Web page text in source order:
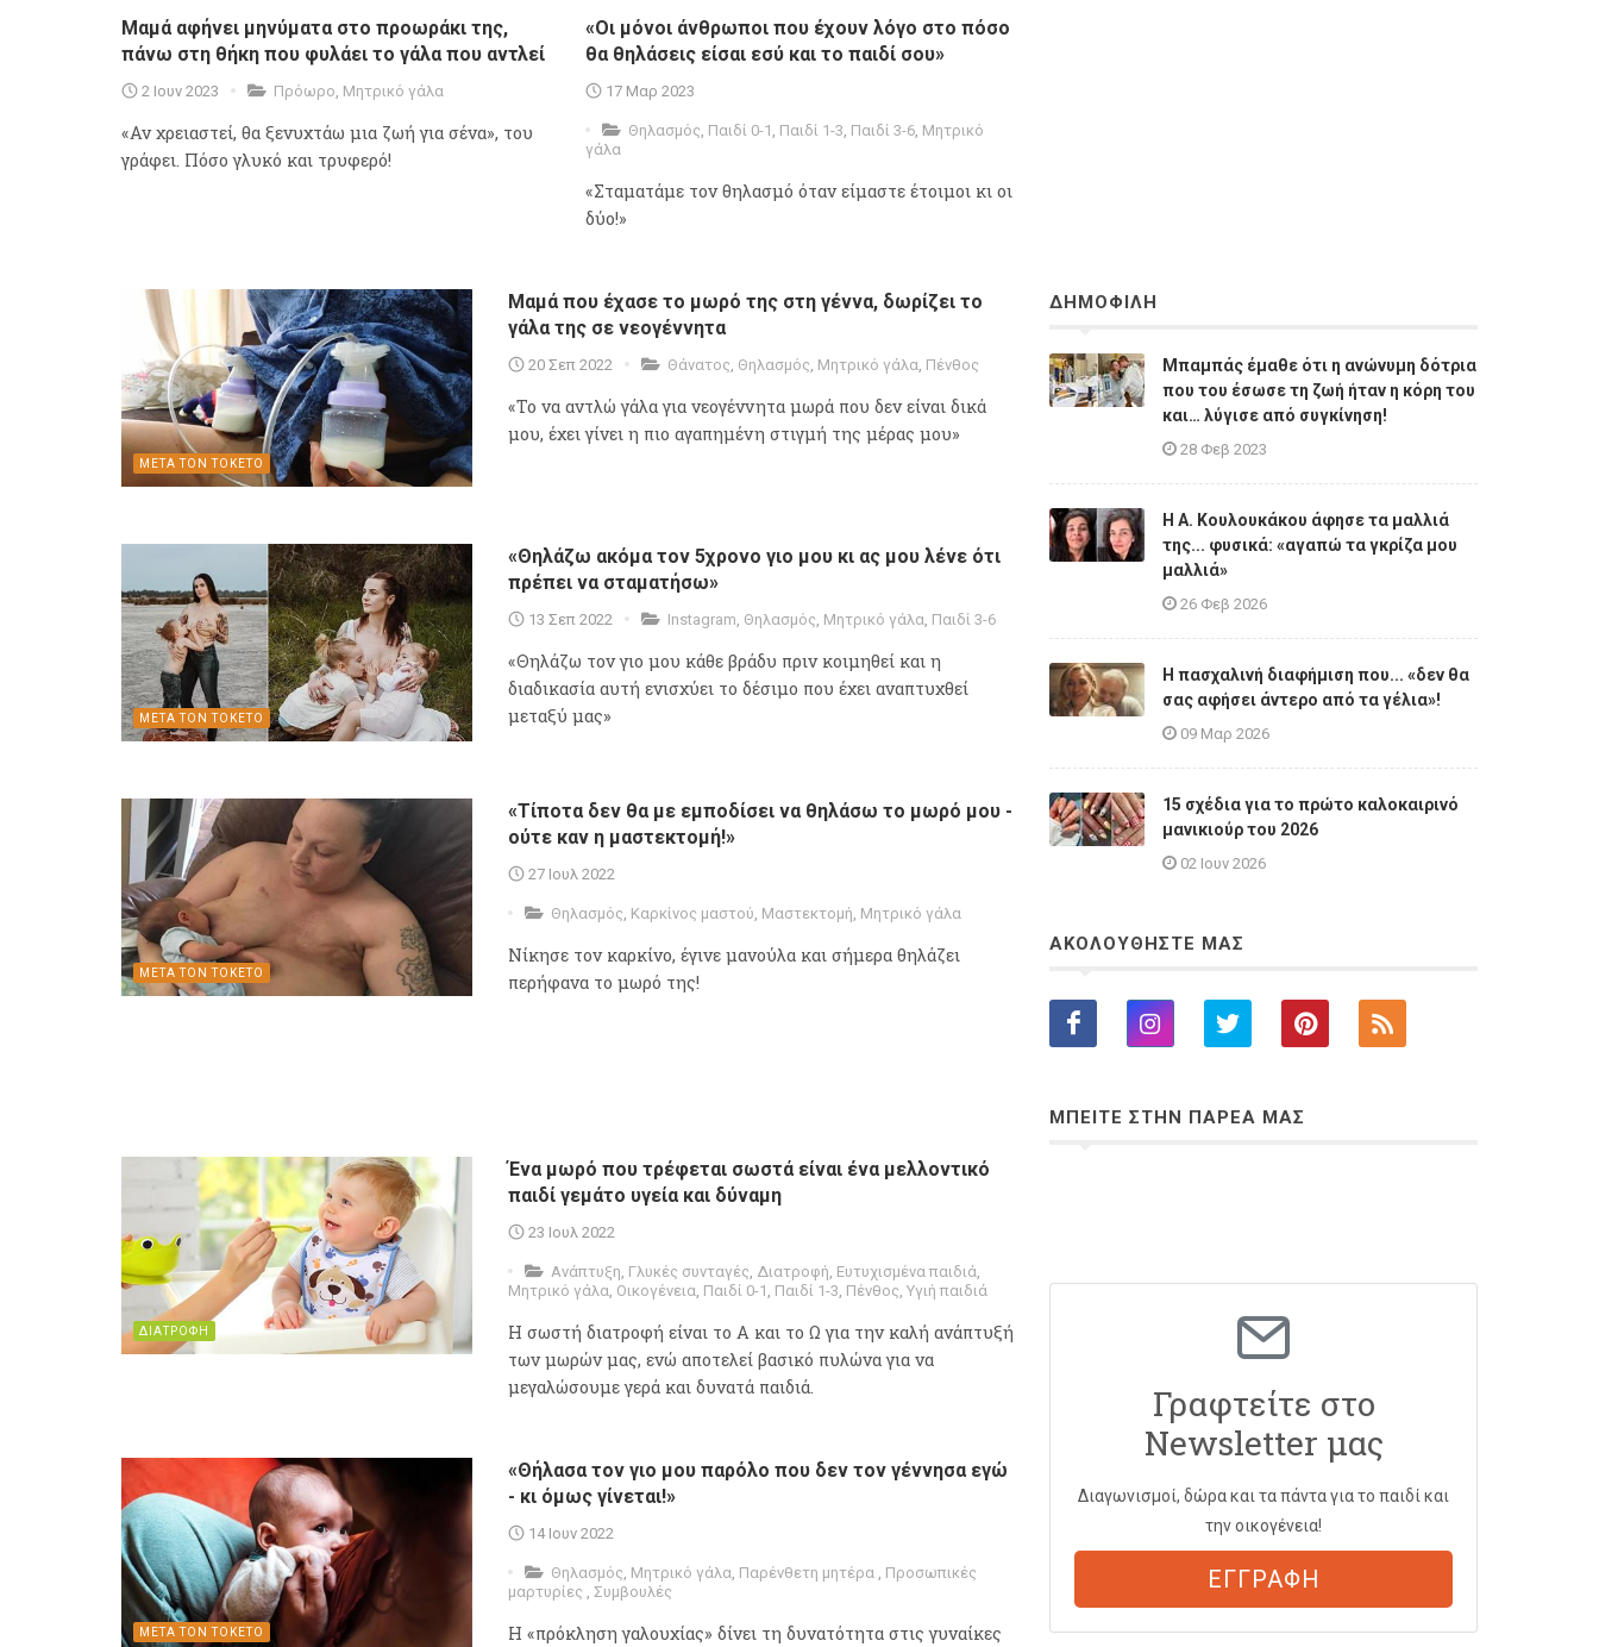
Μαμά αφήνει μηνύματα στο προωράκι της,
πάνω στη θήκη που φυλάει το γάλα που αντλεί
2 Ιουν 2023 Πρόωρο, Μητρικό γάλα
«Αν χρειαστεί, θα ξενυχτάω μια ζωή για σένα», του
γράφει. Πόσο γλυκό και τρυφερό!
«Οι μόνοι άνθρωποι που έχουν λόγο στο πόσο
θα θηλάσεις είσαι εσύ και το παιδί σου»
17 Μαρ 2023
Θηλασμός, Παιδί 0-1 , Παιδί 1-3, Παιδί 3-6, Μητρικό
γάλα
«Σταματάμε τον θηλασμό όταν είμαστε έτοιμοι κι οι
δύο!»
ΜΕΤΑ ΤΟΝ ΤΟΚΕΤΟ
Μαμά που έχασε το μωρό της στη γέννα, δωρίζει το
γάλα της σε νεογέννητα
20 Σεπ 2022 Θάνατος, Θηλασμός, Μητρικό γάλα, Πένθος
«To να αντλώ γάλα για νεογέννητα μωρά που δεν είναι δικά
μου, έχει γίνει η πιο αγαπημένη στιγμή της μέρας μου»
ΜΕΤΑ ΤΟΝ ΤΟΚΕΤΟ
«Θηλάζω ακόμα τον 5χρονο γιο μου κι ας μου λένε ότι
πρέπει να σταματήσω»
13 Σεπ 2022 Instagram, Θηλασμός, Μητρικό γάλα, Παιδί 3-6
«Θηλάζω τον γιο μου κάθε βράδυ πριν κοιμηθεί και η
διαδικασία αυτή ενισχύει το δέσιμο που έχει αναπτυχθεί
μεταξύ μας»
ΜΕΤΑ ΤΟΝ ΤΟΚΕΤΟ
«Τίποτα δεν θα με εμποδίσει να θηλάσω το μωρό μου -
ούτε καν η μαστεκτομή!»
27 Ιουλ 2022
Θηλασμός, Καρκίνος μαστού, Μαστεκτομή, Μητρικό γάλα
Νίκησε τον καρκίνο, έγινε μανούλα και σήμερα θηλάζει
περήφανα το μωρό της!
ΔΙΑΤΡΟΦΗ
Ένα μωρό που τρέφεται σωστά είναι ένα μελλοντικό
παιδί γεμάτο υγεία και δύναμη
23 Ιουλ 2022
Ανάπτυξη, Γλυκές συνταγές, Διατροφή, Ευτυχισμένα παιδιά,
Μητρικό γάλα, Οικογένεια, Παιδί 0-1 , Παιδί 1-3, Πένθος, Υγιή παιδιά
Η σωστή διατροφή είναι το Α και το Ω για την καλή ανάπτυξή
των μωρών μας, ενώ αποτελεί βασικό πυλώνα για να
μεγαλώσουμε γερά και δυνατά παιδιά.
ΜΕΤΑ ΤΟΝ ΤΟΚΕΤΟ
«Θήλασα τον γιο μου παρόλο που δεν τον γέννησα εγώ
- κι όμως γίνεται!»
14 Ιουν 2022
Θηλασμός, Μητρικό γάλα, Παρένθετη μητέρα , Προσωπικές
μαρτυρίες , Συμβουλές
Η «πρόκληση γαλουχίας» δίνει τη δυνατότητα στις γυναίκες
ΔΗΜΟΦΙΛΗ
Μπαμπάς έμαθε ότι η ανώνυμη δότρια
που του έσωσε τη ζωή ήταν η κόρη του
και… λύγισε από συγκίνηση!
28 Φεβ 2023
Η A. Κουλουκάκου άφησε τα μαλλιά
της... φυσικά: «αγαπώ τα γκρίζα μου
μαλλιά»
26 Φεβ 2026
Η πασχαλινή διαφήμιση που... «δεν θα
σας αφήσει άντερο από τα γέλια»!
09 Μαρ 2026
15 σχέδια για το πρώτο καλοκαιρινό
μανικιούρ του 2026
02 Ιουν 2026
ΑΚΟΛΟΥΘΗΣΤΕ ΜΑΣ
ΜΠΕΙΤΕ ΣΤΗΝ ΠΑΡΕΑ ΜΑΣ
Γραφτείτε στο
Newsletter μας
Διαγωνισμοί, δώρα και τα πάντα για το παιδί και
την οικογένεια!
ΕΓΓΡΑΦΗ